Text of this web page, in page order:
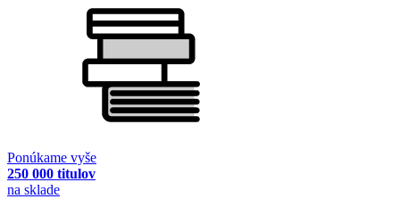
Ponúkame vyše
250 000 titulov
na sklade